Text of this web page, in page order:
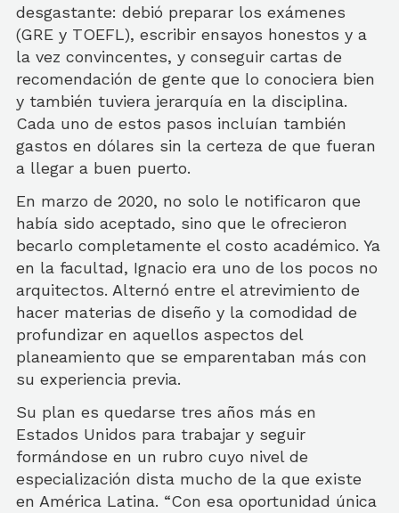
desgastante: debió preparar los exámenes
(GRE y TOEFL), escribir ensayos honestos y a
la vez convincentes, y conseguir cartas de
recomendación de gente que lo conociera bien
y también tuviera jerarquía en la disciplina.
Cada uno de estos pasos incluían también
gastos en dólares sin la certeza de que fueran
a llegar a buen puerto.
En marzo de 2020, no solo le notificaron que
había sido aceptado, sino que le ofrecieron
becarlo completamente el costo académico. Ya
en la facultad, Ignacio era uno de los pocos no
arquitectos. Alternó entre el atrevimiento de
hacer materias de diseño y la comodidad de
profundizar en aquellos aspectos del
planeamiento que se emparentaban más con
su experiencia previa.
Su plan es quedarse tres años más en
Estados Unidos para trabajar y seguir
formándose en un rubro cuyo nivel de
especialización dista mucho de la que existe
en América Latina. “Con esa oportunidad única